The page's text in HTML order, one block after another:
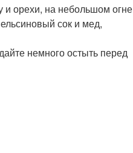
и орехи, на небольшом огне
сок и мед,
немного остыть перед